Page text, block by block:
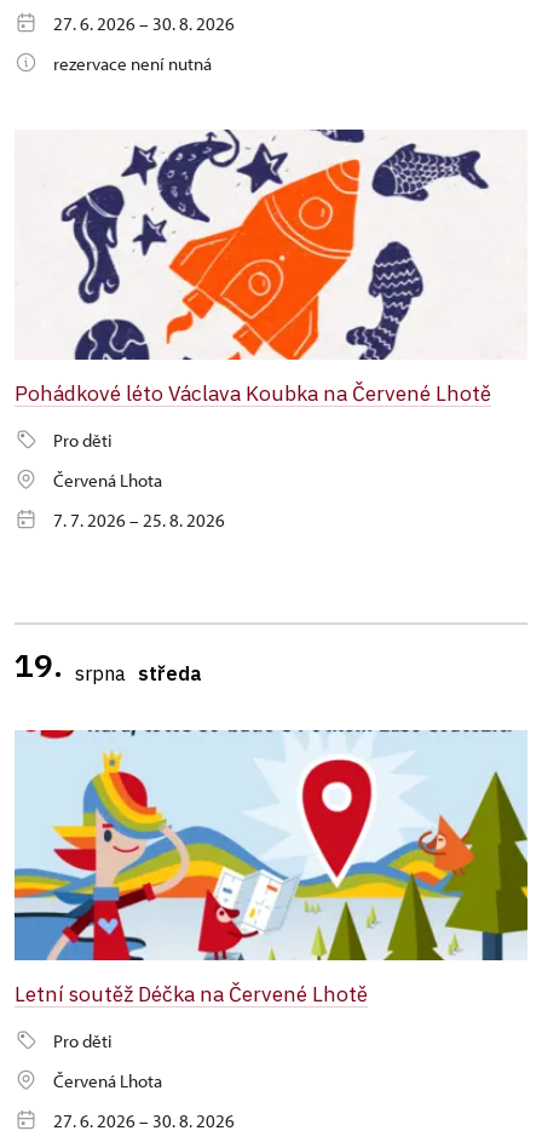
27. 6. 2026 – 30. 8. 2026
rezervace není nutná
Pohádkové léto Václava Koubka na Červené Lhotě
Pro děti
Červená Lhota
7. 7. 2026 – 25. 8. 2026
19. srpna středa
Letní soutěž Déčka na Červené Lhotě
Pro děti
Červená Lhota
27. 6. 2026 – 30. 8. 2026